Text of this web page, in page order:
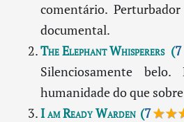
comentário.
documental.
The Elephant Whisperers(7
Silenciosamente
humanidade do que
I am Ready Warden(7